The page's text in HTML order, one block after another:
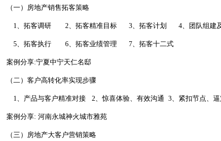
（一）房地产销售拓客策略
1、拓客调研 2、拓客精准目标 3、拓客计划 4、团队组建
5、拓客执行 6、拓客业绩管理 7、拓客十二式
案例分享:宁夏中宁天仁名邸
（二）客户高转化率实现步骤
1、产品与客户精准对接 2、惊喜体验、有效沟通 3、紧扣节点、
案例分享: 河南永城神火城市雅苑
（三）房地产大客户营销策略